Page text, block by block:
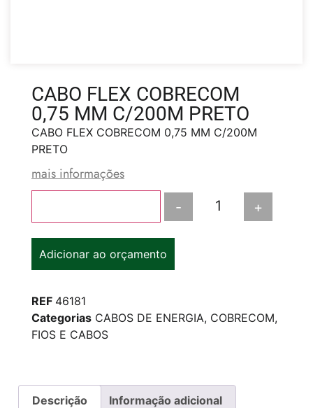
CABO FLEX COBRECOM
0,75 MM C/200M PRETO
CABO FLEX COBRECOM 0,75 MM C/200M
PRETO
mais informações
- +
Adicionar ao orçamento
REF 46181
Categorias CABOS DE ENERGIA, COBRECOM,
FIOS E CABOS
Descrição Informação adicional